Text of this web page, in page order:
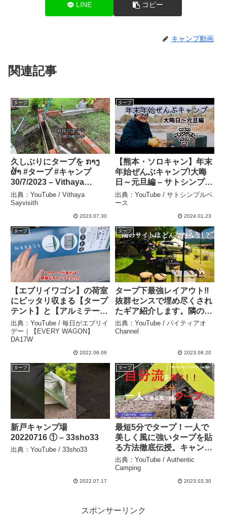
LINE コピー
キャンプ動画
関連記事
タープ
久しぶりにタープを ກາງ
ຜ້າ #タープ #キャンプ
30/7/2023 – Vithaya
Sayvisith
出典：YouTube / Vithaya
Sayvisith
2023.07.30
タープ
【熊本・ソロキャン】年末
年始ぜんぶキャンプ!大晦
日～元旦編 – サトシンプル
ベース
出典：YouTube / サトシンプルベ
ース
2024.01.23
タープ
【エブリイワゴン】の荷室
にピッタリ収まる【タープ
テント】と【アルミテーブ
ル&アルミチェア】収納上
手な【キャンプ】に最適！
– 毎日がエブリイデー｜
【EVERY WAGON】
DA17W
出典：YouTube / 毎日がエブリイ
デー｜【EVERY WAGON】
DA17W
2022.06.06
タープ
タープ下最強レイアウト‼︎
抜群センスで埋め尽くされ
たギア紹介します。隣のサ
イトって気になりますよ
ね！？【vol 18】 – パイテ
出典：YouTube / パイティアオ
Channel
2023.08.20
タープ
新戸キャンプ場
20220716 ① – 33sho33
出典：YouTube / 33sho33
2022.07.17
タープ
最短5分でタープ！一人で
美しく風に強いタープを貼
る方法徹底伝授。キャン
プ、野営初心者必見！ター
プ泊、ソロキャンプ、デイ
キャンプ、バーベキュー、
Authentic Camping
出典：YouTube / Authentic
Camping
2023.03.30
スポンサーリンク